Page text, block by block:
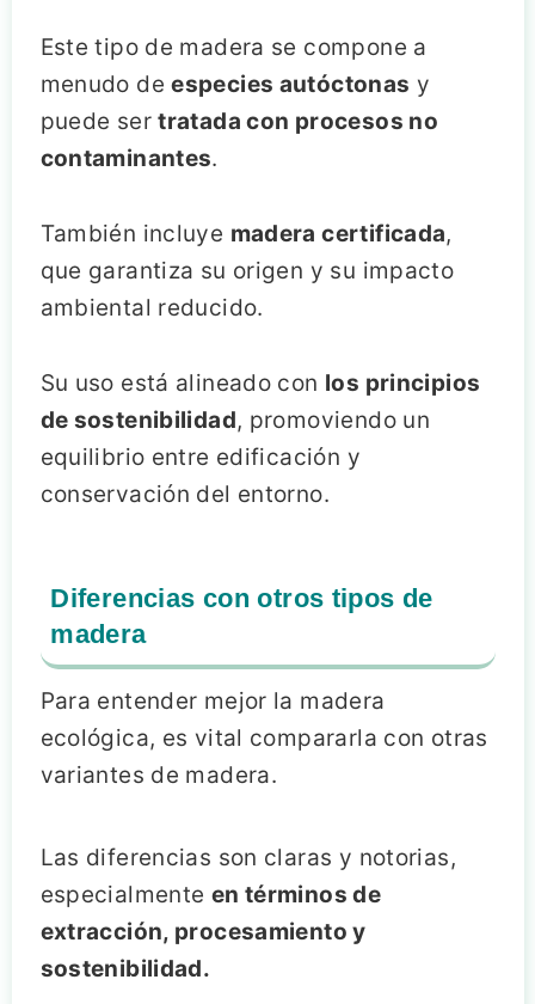
Este tipo de madera se compone a
menudo deespecies autóctonas y
puede sertratada con procesos no
contaminantes.
También incluye madera certificada,
que garantiza su origen y su impacto
ambiental reducido.
Su uso está alineado con los principios
de sostenibilidad, promoviendo un
equilibrio entre edificación y
conservación del entorno.
Diferencias con otros tipos de
madera
Para entender mejor la madera
ecológica, es vital compararla con otras
variantes de madera.
Las diferencias son claras y notorias,
especialmente en términos de
extracción, procesamiento y
sostenibilidad.